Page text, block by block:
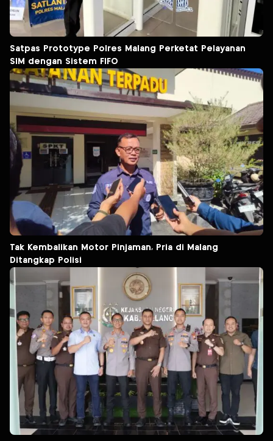
Satpas Prototype Polres Malang Perketat Pelayanan
SIM dengan Sistem FIFO
Tak Kembalikan Motor Pinjaman, Pria di Malang
Ditangkap Polisi